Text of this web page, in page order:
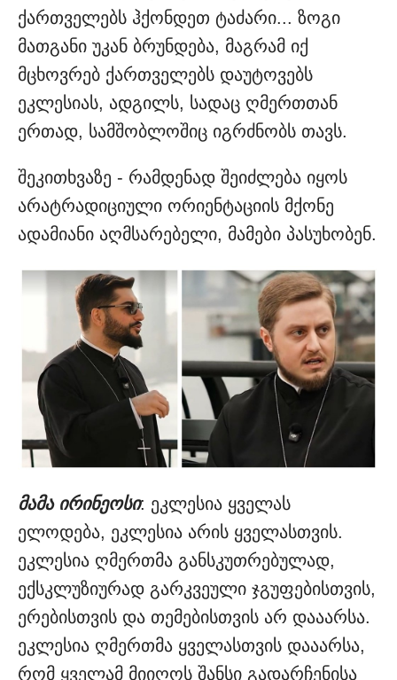
ქართველებს ჰქონდეთ ტაძარი... ზოგი
მათგანი უკან ბრუნდება, მაგრამ იქ
მცხოვრებ ქართველებს დაუტოვებს
ეკლესიას, ადგილს, სადაც ღმერთთან
ერთად, სამშობლოშიც იგრძნობს თავს.
შეკითხვაზე - რამდენად შეიძლება იყოს
არატრადიციული ორიენტაციის მქონე
ადამიანი აღმსარებელი, მამები პასუხობენ.
მამა ირინეოსი: ეკლესია ყველას
ელოდება, ეკლესია არის ყველასთვის.
ეკლესია ღმერთმა განსკუთრებულად,
ექსკლუზიურად გარკვეული ჯგუფებისთვის,
ერებისთვის და თემებისთვის არ დააარსა.
ეკლესია ღმერთმა ყველასთვის დააარსა,
რომ ყველამ მიიღოს შანსი გადარჩენისა